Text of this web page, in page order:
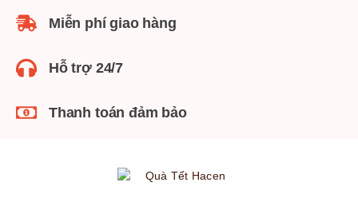
Miễn phí giao hàng
Hỗ trợ 24/7
Thanh toán đảm bảo